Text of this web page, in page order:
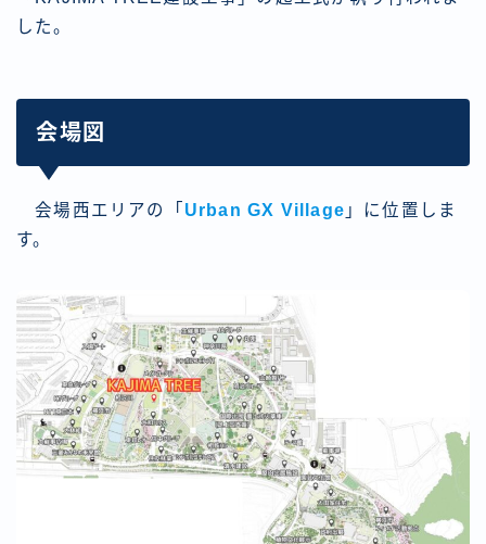
した。
会場図
会場西エリアの「 Urban GX Village 」に位置しま
す。